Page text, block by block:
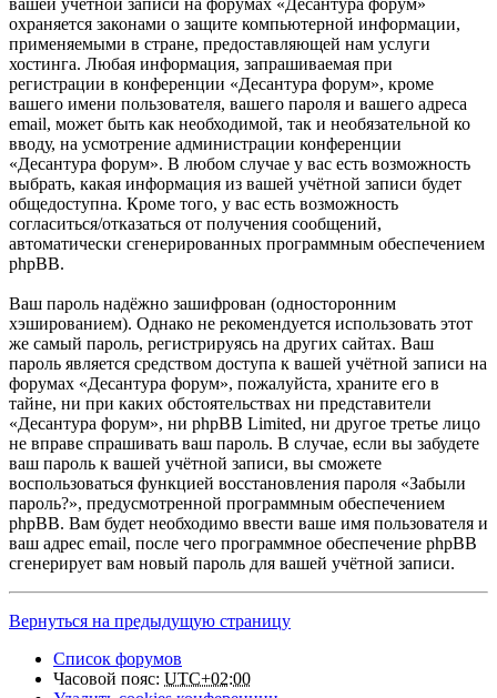
охраняется законами о защите компьютерной информации,
применяемыми в стране, предоставляющей нам услуги
хостинга. Любая информация, запрашиваемая при
регистрации в конференции «Десантура форум», кроме
вашего имени пользователя, вашего пароля и вашего адреса
email, может быть как необходимой, так и необязательной ко
вводу, на усмотрение администрации конференции
«Десантура форум». В любом случае у вас есть возможность
выбрать, какая информация из вашей учётной записи будет
общедоступна. Кроме того, у вас есть возможность
согласиться/отказаться от получения сообщений,
автоматически сгенерированных программным обеспечением
phpBB.
Ваш пароль надёжно зашифрован (односторонним
хэшированием). Однако не рекомендуется использовать этот
же самый пароль, регистрируясь на других сайтах. Ваш
пароль является средством доступа к вашей учётной записи на
форумах «Десантура форум», пожалуйста, храните его в
тайне, ни при каких обстоятельствах ни представители
«Десантура форум», ни phpBB Limited, ни другое третье лицо
не вправе спрашивать ваш пароль. В случае, если вы забудете
ваш пароль к вашей учётной записи, вы сможете
воспользоваться функцией восстановления пароля «Забыли
пароль?», предусмотренной программным обеспечением
phpBB. Вам будет необходимо ввести ваше имя пользователя и
ваш адрес email, после чего программное обеспечение phpBB
сгенерирует вам новый пароль для вашей учётной записи.
Вернуться на предыдущую страницу
Список форумов
Часовой пояс: UTC+02:00